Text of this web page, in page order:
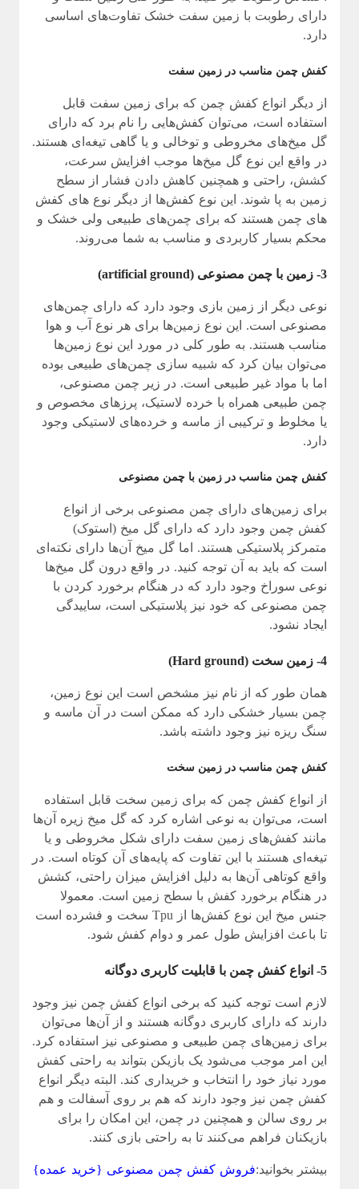
دارای رطوبت با زمین سفت خشک تفاوت‌های اساسی
دارد.
کفش چمن مناسب در زمین سفت
از دیگر انواع کفش چمن که برای زمین سفت قابل
استفاده است، می‌توان کفش‌هایی را نام برد که دارای
گل میخ‌های مخروطی و توخالی و یا گاهی تیغه‌ای هستند.
در واقع این نوع گل میخ‌ها موجب افزایش سرعت،
کشش، راحتی و همچنین کاهش دادن فشار از سطح
زمین به پا شوند. این نوع کفش‌ها از دیگر نوع های کفش
های چمن هستند که برای چمن‌های طبیعی ولی خشک و
محکم بسیار کاربردی و مناسب به شما می‌روند.
3- زمین با چمن مصنوعی (artificial ground)
نوعی دیگر از زمین بازی وجود دارد که دارای چمن‌های
مصنوعی است. این نوع زمین‌ها برای هر نوع آب و هوا
مناسب هستند. به طور کلی در مورد این نوع زمین‌ها
می‌توان بیان کرد که شبیه سازی چمن‌های طبیعی بوده
اما با مواد غیر طبیعی است. در زیر چمن مصنوعی،
چمن طبیعی همراه با خرده لاستیک، پرزهای مخصوص و
یا مخلوط و ترکیبی از ماسه و خرده‌های لاستیکی وجود
دارد.
کفش چمن مناسب در زمین با چمن مصنوعی
برای زمین‌های دارای چمن مصنوعی برخی از انواع
کفش چمن وجود دارد که دارای گل میخ (استوک)
متمرکز پلاستیکی هستند. اما گل میخ آن‌ها دارای نکته‌ای
است که باید به آن توجه کنید. در واقع درون گل میخ‌ها
نوعی سوراخ وجود دارد که در هنگام برخورد کردن با
چمن مصنوعی که خود نیز پلاستیکی است، ساییدگی
ایجاد نشود.
4- زمین سخت (Hard ground)
همان طور که از نام نیز مشخص است این نوع زمین،
چمن بسیار خشکی دارد که ممکن است در آن ماسه و
سنگ ریزه نیز وجود داشته باشد.
کفش چمن مناسب در زمین سخت
از انواع کفش چمن که برای زمین سخت قابل استفاده
است، می‌توان به نوعی اشاره کرد که گل میخ زیره آن‌ها
مانند کفش‌های زمین سفت دارای شکل مخروطی و یا
تیغه‌ای هستند با این تفاوت که پایه‌های آن کوتاه است. در
واقع کوتاهی آن‌ها به دلیل افزایش میزان راحتی، کشش
در هنگام برخورد کفش با سطح زمین است. معمولا
جنس میخ این نوع کفش‌ها از Tpu سخت و فشرده است
تا باعث افزایش طول عمر و دوام کفش شود.
5- انواع کفش‌ چمن با قابلیت کاربری دوگانه
لازم است توجه کنید که برخی انواع کفش چمن نیز وجود
دارند که دارای کاربری دوگانه هستند و از آن‌ها می‌توان
برای زمین‌های چمن طبیعی و مصنوعی نیز استفاده کرد.
این امر موجب می‌شود یک بازیکن بتواند به راحتی کفش
مورد نیاز خود را انتخاب و خریداری کند. البته دیگر انواع
کفش چمن نیز وجود دارند که هم بر روی آسفالت و هم
بر روی سالن و همچنین در چمن، این امکان را برای
بازیکنان فراهم می‌کنند تا به راحتی بازی کنند.
بیشتر بخوانید:فروش کفش چمن مصنوعی {خرید عمده}